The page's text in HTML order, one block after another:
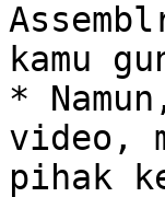
kamu
*
video,
pihak